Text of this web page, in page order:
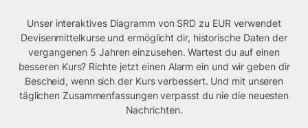
Unser interaktives Diagramm von SRD zu EUR verwendet
Devisenmittelkurse und ermöglicht dir, historische Daten der
vergangenen 5 Jahren einzusehen. Wartest du auf einen
besseren Kurs? Richte jetzt einen Alarm ein und wir geben dir
Bescheid, wenn sich der Kurs verbessert. Und mit unseren
täglichen Zusammenfassungen verpasst du nie die neuesten
Nachrichten.